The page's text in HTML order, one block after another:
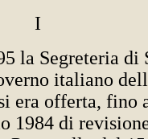
I
la Segreteria di
italiano
era offerta, fino
1984 di